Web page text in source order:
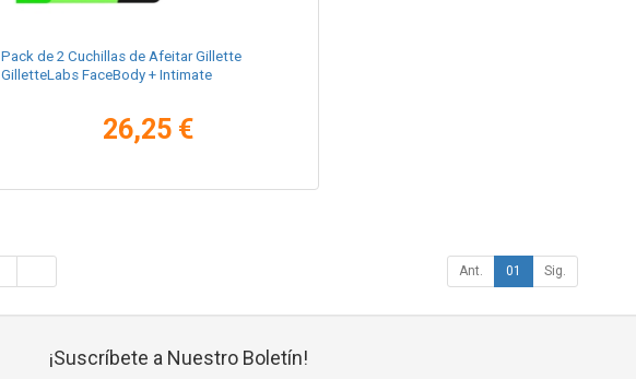
Pack de 2 Cuchillas de Afeitar Gillette
GilletteLabs FaceBody + Intimate
26,25 €
Ant. 01 Sig.
¡Suscríbete a Nuestro Boletín!